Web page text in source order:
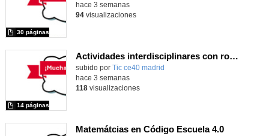
30 páginas
hace 3 semanas
94visualizaciones
Actividades interdisciplinares con robótica y pensamiento computacional
Contenido educativo.
subido por Tic ce40 madrid
14 páginas
hace 3 semanas
118visualizaciones
Matemátcias en Código Escuela 4.0